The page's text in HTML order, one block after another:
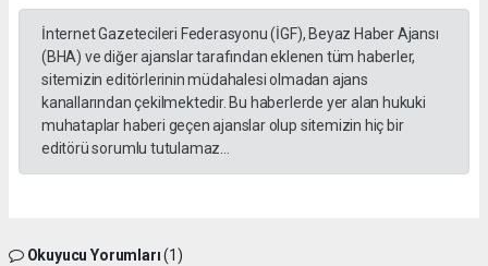
İnternet Gazetecileri Federasyonu (İGF), Beyaz Haber Ajansı
(BHA) ve diğer ajanslar tarafından eklenen tüm haberler,
sitemizin editörlerinin müdahalesi olmadan ajans
kanallarından çekilmektedir. Bu haberlerde yer alan hukuki
muhataplar haberi geçen ajanslar olup sitemizin hiç bir
editörü sorumlu tutulamaz...
Okuyucu Yorumları(1)